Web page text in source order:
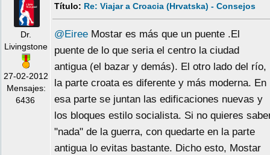
Dr.
Livingstone
27-02-2012
Mensajes:
6436
Título: Re: Viajar a Croacia (Hrvatska) - Consejos
@Eiree Mostar es más que un puente .El
puente de lo que seria el centro la ciudad
antigua (el bazar y demás). El otro lado del río,
la parte croata es diferente y más moderna. En
esa parte se juntan las edificaciones nuevas y
los bloques estilo socialista. Si no quieres
"nada" de la guerra, con quedarte en la parte
antigua lo evitas bastante. Dicho esto, Mostar